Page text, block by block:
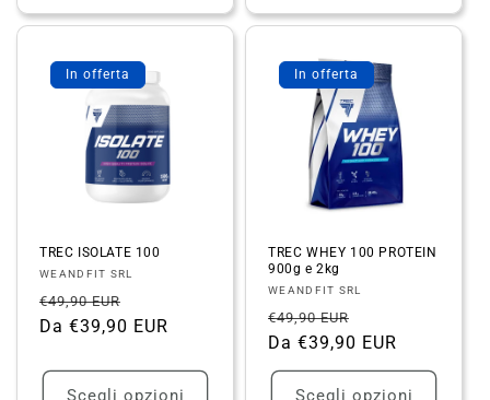
In offerta
TREC ISOLATE 100
Fornitore:
WEANDFIT SRL
Prezzo
di
€49,90 EUR
scontato
Da €39,90 EUR
Scegli opzioni
In offerta
TREC WHEY 100 PROTEIN
900g e 2kg
Fornitore:
WEANDFIT SRL
Prezzo
di
listino
€49,90 EUR
scontato
Da €39,90 EUR
Scegli opzioni